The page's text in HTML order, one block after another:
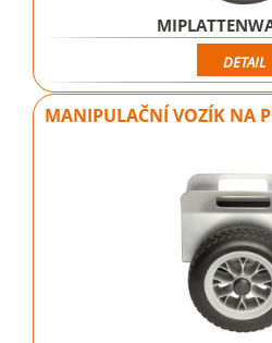
DETAIL
MANIPULAČNÍ VOZÍK NA